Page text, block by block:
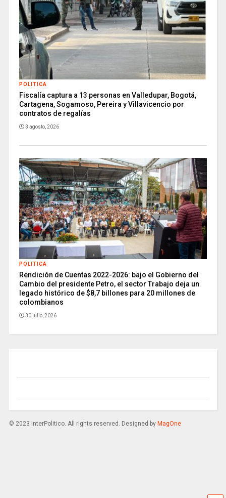
POLITICA
Fiscalía captura a 13 personas en Valledupar, Bogotá,
Cartagena, Sogamoso, Pereira y Villavicencio por
contratos de regalías
3 agosto, 2026
POLITICA
Rendición de Cuentas 2022-2026: bajo el Gobierno del
Cambio del presidente Petro, el sector Trabajo deja un
legado histórico de $8,7 billones para 20 millones de
colombianos
30 julio, 2026
© 2023 InterPolitico. All rights reserved. Designed by MagOne